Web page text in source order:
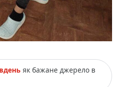
як бажане джерело в